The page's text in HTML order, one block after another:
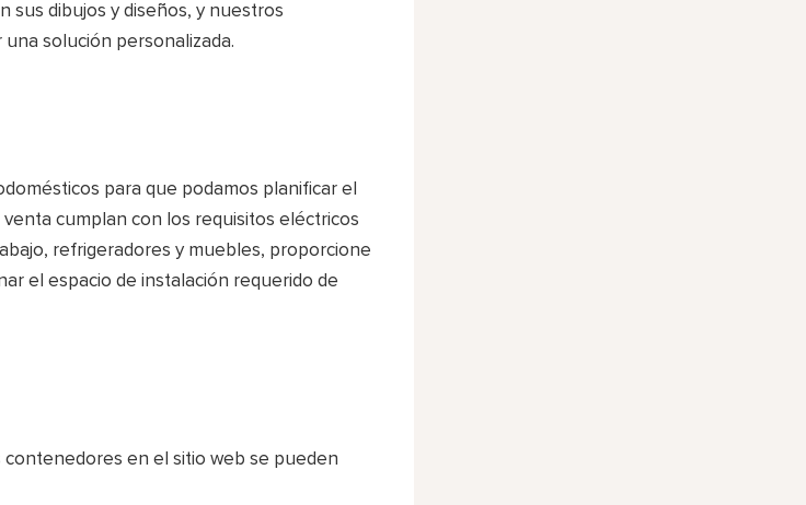
sus dibujos y diseños, y nuestros
solución personalizada.
para que podamos planificar el
cumplan con los requisitos eléctricos
refrigeradores y muebles, proporcione
el espacio de instalación requerido de
en el sitio web se pueden